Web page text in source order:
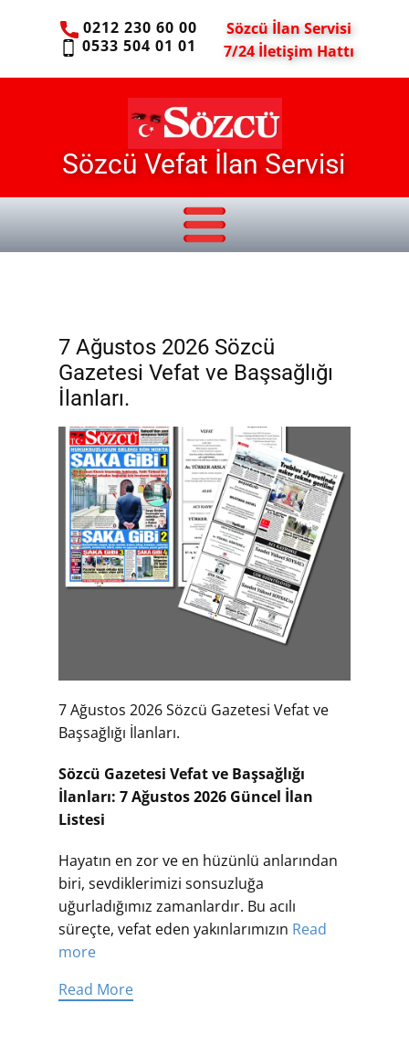
0212 230 60 00
0533 504 01 01
Sözcü İlan Servisi
7/24 İletişim Hattı
Sözcü Vefat İlan Servisi
7 Ağustos 2026 Sözcü
Gazetesi Vefat ve Başsağlığı
İlanları.
7 Ağustos 2026 Sözcü Gazetesi Vefat ve
Başsağlığı İlanları.
Sözcü Gazetesi Vefat ve Başsağlığı
İlanları: 7 Ağustos 2026 Güncel İlan
Listesi
Hayatın en zor ve en hüzünlü anlarından
biri, sevdiklerimizi sonsuzluğa
uğurladığımız zamanlardır. Bu acılı
süreçte, vefat eden yakınlarımızın Read
more
Read More